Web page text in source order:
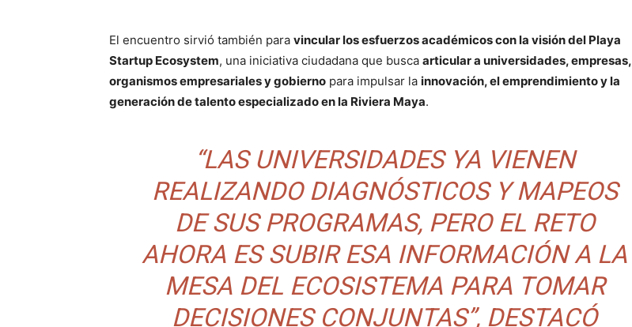
El encuentro sirvió también para vincular los esfuerzos académicos con la visión del Playa
Startup Ecosystem, una iniciativa ciudadana que busca articular a universidades, empresas,
organismos empresariales y gobierno para impulsar la innovación, el emprendimiento y la
generación de talento especializado en la Riviera Maya.
“LAS UNIVERSIDADES YA VIENEN
REALIZANDO DIAGNÓSTICOS Y MAPEOS
DE SUS PROGRAMAS, PERO EL RETO
AHORA ES SUBIR ESA INFORMACIÓN A LA
MESA DEL ECOSISTEMA PARA TOMAR
DECISIONES CONJUNTAS”, DESTACÓ